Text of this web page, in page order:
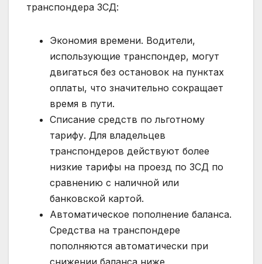
транспондера ЗСД:
Экономия времени. Водители,
использующие транспондер, могут
двигаться без остановок на пунктах
оплаты, что значительно сокращает
время в пути.
Списание средств по льготному
тарифу. Для владельцев
транспондеров действуют более
низкие тарифы на проезд по ЗСД по
сравнению с наличной или
банковской картой.
Автоматическое пополнение баланса.
Средства на транспондере
пополняются автоматически при